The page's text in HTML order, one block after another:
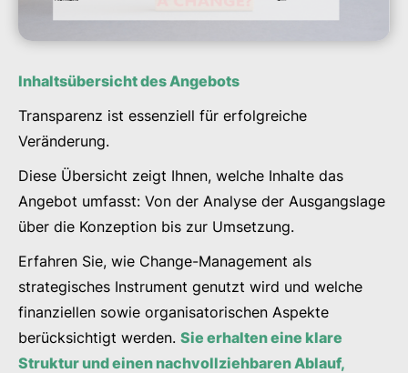
Inhaltsübersicht des Angebots
Transparenz ist essenziell für erfolgreiche
Veränderung.
Diese Übersicht zeigt Ihnen, welche Inhalte das
Angebot umfasst: Von der Analyse der Ausgangslage
über die Konzeption bis zur Umsetzung.
Erfahren Sie, wie Change-Management als
strategisches Instrument genutzt wird und welche
finanziellen sowie organisatorischen Aspekte
berücksichtigt werden. Sie erhalten eine klare
Struktur und einen nachvollziehbaren Ablauf,